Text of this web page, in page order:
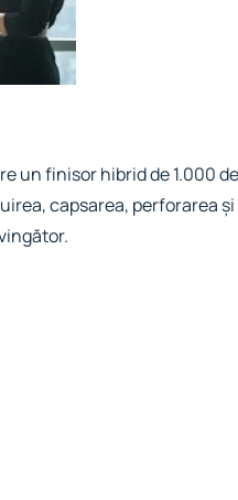
un finisor hibrid de 1.000
capsarea, perforarea